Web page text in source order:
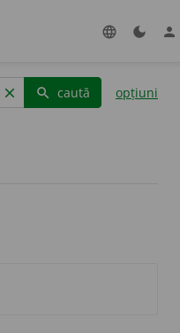
language dark_mode person
clear search caută opțiuni